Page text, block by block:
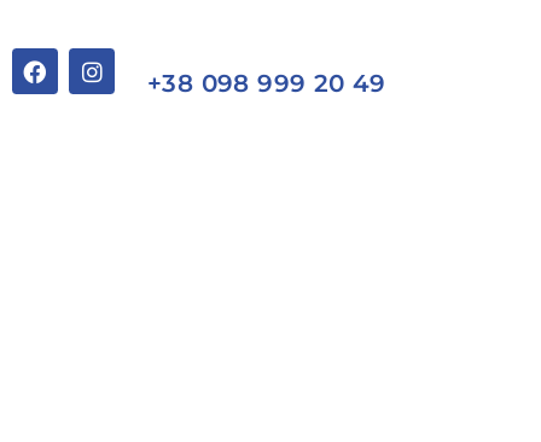
+38 098 999 20 49